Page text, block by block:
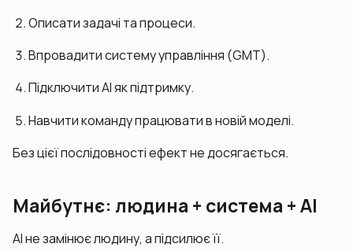
Описати задачі та процеси.
Впровадити систему управління (GMT).
Підключити AI як підтримку.
Навчити команду працювати в новій моделі.
Без цієї послідовності ефект не досягається.
Майбутнє: людина + система + AI
AI не замінює людину, а підсилює її.